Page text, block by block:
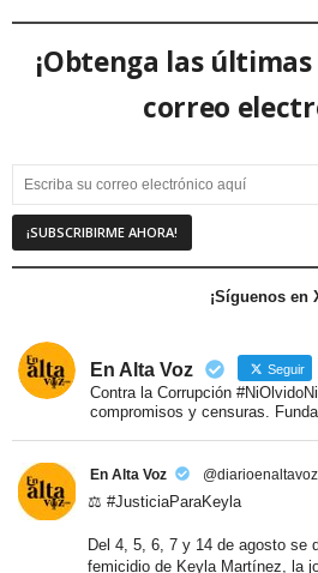
¡Obtenga las
correo
¡Síguenos en
En Alta Voz Seguir
Contra la Corrupción
compromisos y censuras.
En Alta Voz @diarioenaltavoz
⚖️ #JusticiaParaKeyla
Del 4, 5, 6, 7 y 14 de agosto se
femicidio de Keyla Martínez, la